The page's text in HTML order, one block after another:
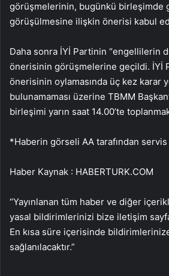
görüşmelerinin, bugünkü birleşimde
görüşülmesine ilişkin önerisi kabul
Daha sonra İYİ Partinin “engellilerin
önerisinin görüşmelerine geçildi. İYİ
önerisinin oylamasında üç kez karar
bulunamaması üzerine TBMM
birleşimi yarın saat 14.00’te
*Haberin görseli AA tarafından
Haber Kaynak : HABERTURK.COM
“Yayınlanan tüm haber ve diğer
yasal bildirimlerinizi bize iletişim
En kısa süre içerisinde
sağlanılacaktır.”